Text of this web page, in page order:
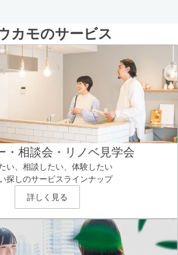
カモのサービス
・相談会・リノベ見学会
い、相談したい、体験したい
探しのサービスラインナップ
詳しく見る